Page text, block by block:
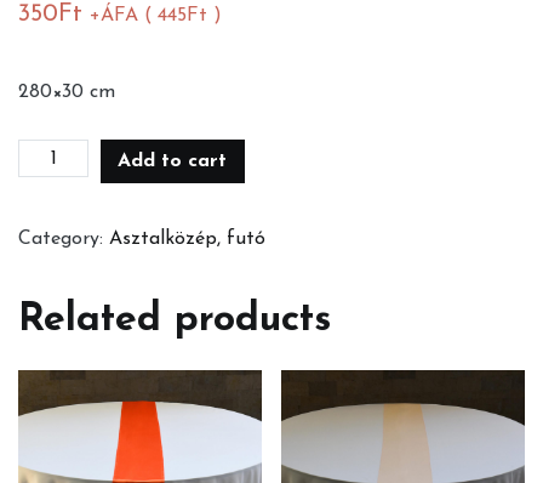
350 Ft +ÁFA ( 445 Ft )
280×30 cm
CitromsárgaAdd to cart
Category: Asztalközép, futó
Related products